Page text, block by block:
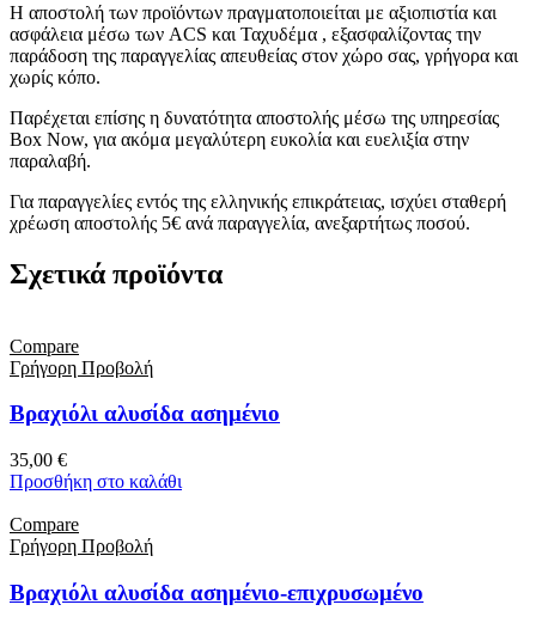
Η αποστολή των προϊόντων πραγματοποιείται με αξιοπιστία και
ασφάλεια μέσω των ACS και Ταχυδέμα , εξασφαλίζοντας την
παράδοση της παραγγελίας απευθείας στον χώρο σας, γρήγορα και
χωρίς κόπο.
Παρέχεται επίσης η δυνατότητα αποστολής μέσω της υπηρεσίας
Box Now, για ακόμα μεγαλύτερη ευκολία και ευελιξία στην
παραλαβή.
Για παραγγελίες εντός της ελληνικής επικράτειας, ισχύει σταθερή
χρέωση αποστολής 5€ ανά παραγγελία, ανεξαρτήτως ποσού.
Σχετικά προϊόντα
Compare
Γρήγορη Προβολή
Βραχιόλι αλυσίδα ασημένιο
35,00 €
Προσθήκη στο καλάθι
Compare
Γρήγορη Προβολή
Βραχιόλι αλυσίδα ασημένιο-επιχρυσωμένο